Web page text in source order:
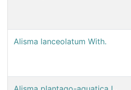
Alisma lanceolatum With.